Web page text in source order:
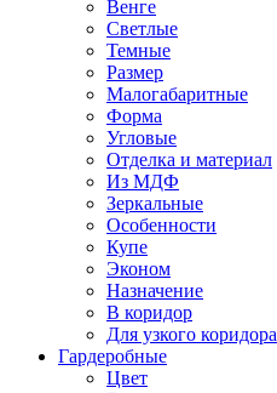
Венге
Светлые
Темные
Размер
Малогабаритные
Форма
Угловые
Отделка и материал
Из МДФ
Зеркальные
Особенности
Купе
Эконом
Назначение
В коридор
Для узкого коридора
Гардеробные
Цвет